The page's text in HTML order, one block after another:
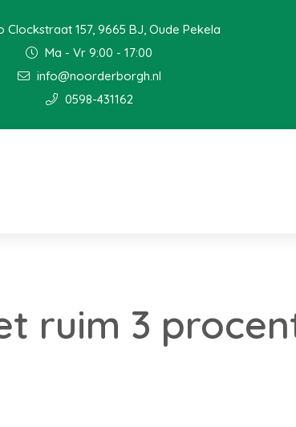
Clockstraat 157, 9665 BJ, Oude Pekela
Ma - Vr 9:00 - 17:00
info@noorderborgh.nl
0598-431162
ruim 3